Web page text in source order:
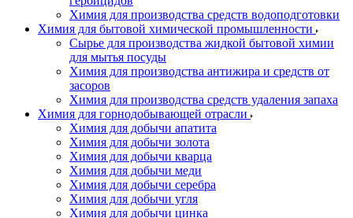
Химия для производства средств водоподготовки
Химия для бытовой химической промышленности
Сырье для производства жидкой бытовой химии
для мытья посуды
Химия для производства антижира и средств от
засоров
Химия для производства средств удаления запаха
Химия для горнодобывающей отрасли
Химия для добычи апатита
Химия для добычи золота
Химия для добычи кварца
Химия для добычи меди
Химия для добычи серебра
Химия для добычи угля
Химия для добычи цинка